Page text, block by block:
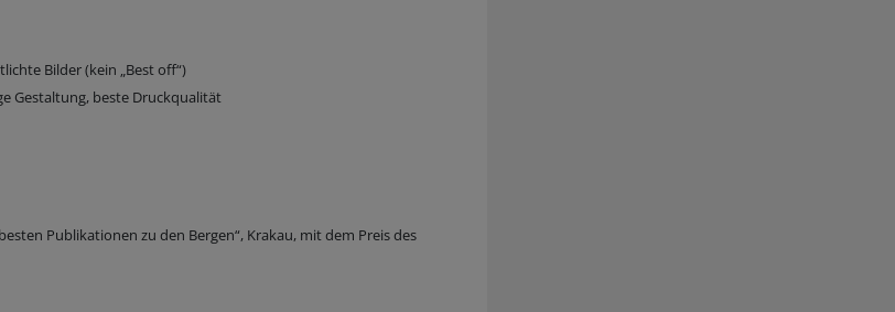
Bilder (kein „Best off“)
Gestaltung, beste Druckqualität
Publikationen zu den Bergen“, Krakau, mit dem Preis des